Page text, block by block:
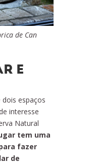
de Can
E
espaços
interesse
Natural
tem uma
fazer
de